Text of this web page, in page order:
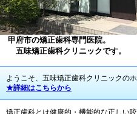
甲府市の矯正歯科専門医院。
五味矯正歯科クリニックです。
ようこそ、五味矯正歯科クリニックのホ
★詳細はこちらから
矯正歯科とは健康的・機能的な正しい